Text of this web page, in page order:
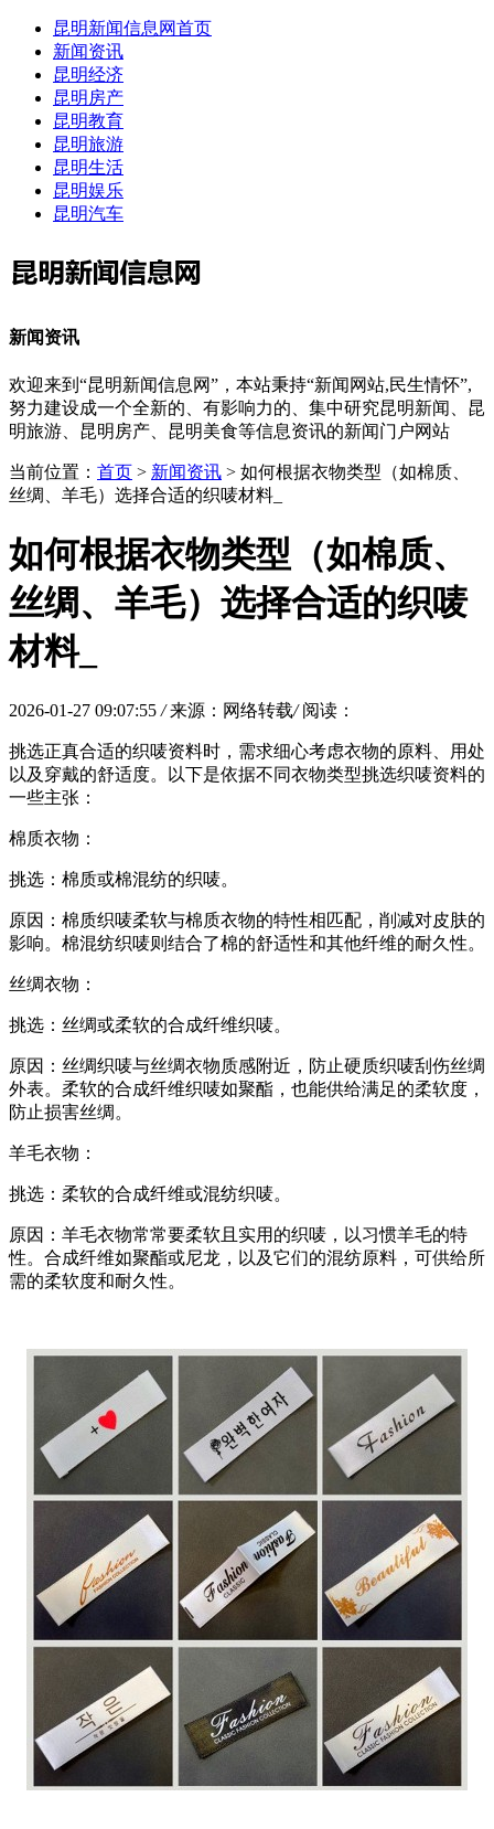
昆明新闻信息网首页
新闻资讯
昆明经济
昆明房产
昆明教育
昆明旅游
昆明生活
昆明娱乐
昆明汽车
新闻资讯
欢迎来到“昆明新闻信息网”，本站秉持“新闻网站,民生情怀”,
努力建设成一个全新的、有影响力的、集中研究昆明新闻、昆
明旅游、昆明房产、昆明美食等信息资讯的新闻门户网站
当前位置： 首页 > 新闻资讯 > 如何根据衣物类型（如棉质、
丝绸、羊毛）选择合适的织唛材料_
如何根据衣物类型（如棉质、
丝绸、羊毛）选择合适的织唛
材料_
2026-01-27 09:07:55/ 来源：网络转载/ 阅读：
挑选正真合适的织唛资料时，需求细心考虑衣物的原料、用处
以及穿戴的舒适度。以下是依据不同衣物类型挑选织唛资料的
一些主张：
棉质衣物：
挑选：棉质或棉混纺的织唛。
原因：棉质织唛柔软与棉质衣物的特性相匹配，削减对皮肤的
影响。棉混纺织唛则结合了棉的舒适性和其他纤维的耐久性。
丝绸衣物：
挑选：丝绸或柔软的合成纤维织唛。
原因：丝绸织唛与丝绸衣物质感附近，防止硬质织唛刮伤丝绸
外表。柔软的合成纤维织唛如聚酯，也能供给满足的柔软度，
防止损害丝绸。
羊毛衣物：
挑选：柔软的合成纤维或混纺织唛。
原因：羊毛衣物常常要柔软且实用的织唛，以习惯羊毛的特
性。合成纤维如聚酯或尼龙，以及它们的混纺原料，可供给所
需的柔软度和耐久性。